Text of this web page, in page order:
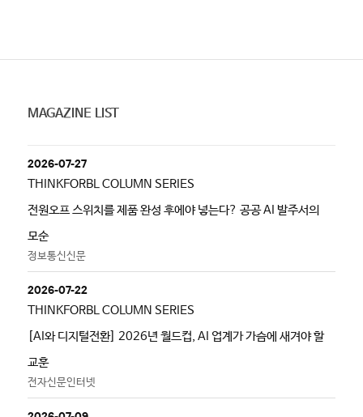
MAGAZINE LIST
2026-07-27
THINKFORBL COLUMN SERIES
전원오프 스위치를 제품 완성 후에야 넣는다? 공공 AI 발주서의
모순
정보통신신문
2026-07-22
THINKFORBL COLUMN SERIES
[AI와 디지털전환] 2026년 월드컵, AI 업계가 가슴에 새겨야 할
교훈
전자신문인터넷